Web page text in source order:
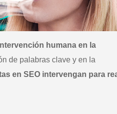
humana en la
de palabras clave y en la
en SEO intervengan para